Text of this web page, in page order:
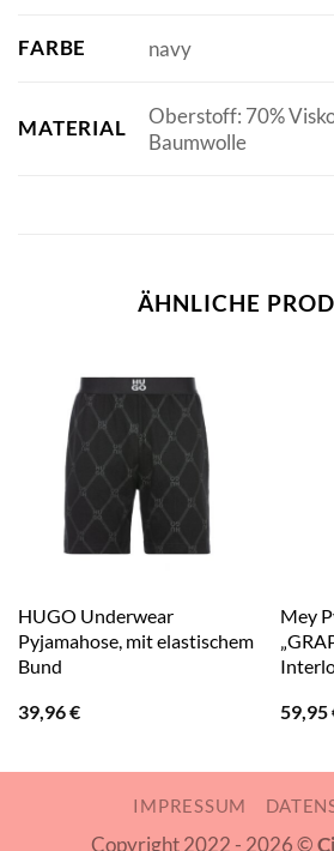
FARBE navy
MATERIAL
Oberstoff: 70%
Baumwolle
ÄHNLICHE
HUGO Underwear
Pyjamahose, mit elastischem
Bund
39,96€
Mey
59,95
IMPRESSUM
Copyright 2022 - 2026 ©